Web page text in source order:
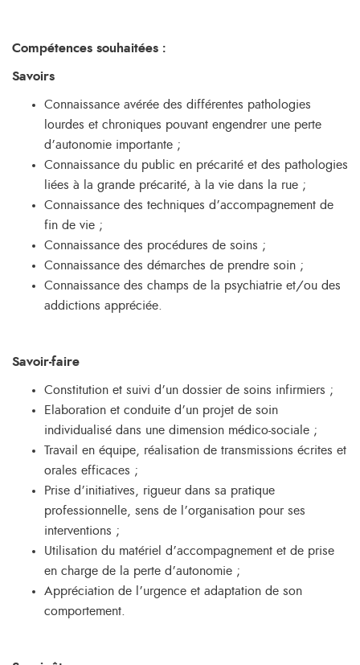
Compétences souhaitées :
Savoirs
Connaissance avérée des différentes pathologies
lourdes et chroniques pouvant engendrer une perte
d’autonomie importante ;
Connaissance du public en précarité et des pathologies
liées à la grande précarité, à la vie dans la rue ;
Connaissance des techniques d’accompagnement de
fin de vie ;
Connaissance des procédures de soins ;
Connaissance des démarches de prendre soin ;
Connaissance des champs de la psychiatrie et/ou des
addictions appréciée.
Savoir-faire
Constitution et suivi d’un dossier de soins infirmiers ;
Elaboration et conduite d’un projet de soin
individualisé dans une dimension médico-sociale ;
Travail en équipe, réalisation de transmissions écrites et
orales efficaces ;
Prise d’initiatives, rigueur dans sa pratique
professionnelle, sens de l’organisation pour ses
interventions ;
Utilisation du matériel d’accompagnement et de prise
en charge de la perte d’autonomie ;
Appréciation de l’urgence et adaptation de son
comportement.